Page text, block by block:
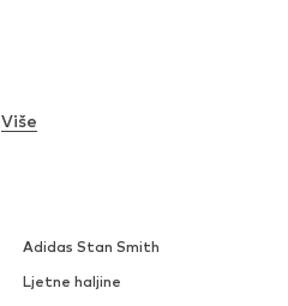
Adidas Stan Smith
Ljetne haljine
Više